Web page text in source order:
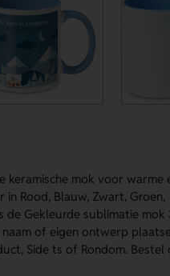
keramische mok voor warme
Rood, Blauw, Zwart, Groen,
de Gekleurde sublimatie
of eigen ontwerp
Side ts of Rondom. Bestel